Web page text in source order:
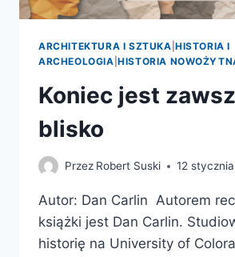
ARCHITEKTURA I SZTUKA |HISTORIA I
ARCHEOLOGIA |HISTORIA
Koniec jest
blisko
Przez Robert Suski 12
Autor: Dan Carlin Autorem
książki jest Dan Carlin.
historię na University of